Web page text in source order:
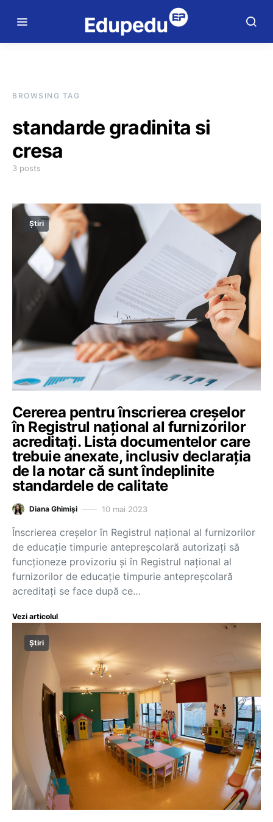
BROWSING TAG
standarde gradinita si
cresa
3 posts
Știri
Cererea pentru înscrierea creșelor
în Registrul național al furnizorilor
acreditați. Lista documentelor care
trebuie anexate, inclusiv declarația
de la notar că sunt îndeplinite
standardele de calitate
Diana Ghimiși 10 mai 2023
Înscrierea creșelor în Registrul național al furnizorilor
de educație timpurie antepreșcolară autorizați să
funcționeze provizoriu și în Registrul național al
furnizorilor de educație timpurie antepreșcolară
acreditați se face după ce…
Vezi articolul
Știri